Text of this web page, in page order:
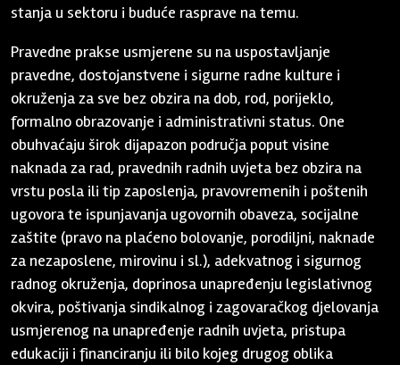
stanja u sektoru i buduće rasprave na temu.
Pravedne prakse usmjerene su na uspostavljanje
pravedne, dostojanstvene i sigurne radne kulture i
okruženja za sve bez obzira na dob, rod, porijeklo,
formalno obrazovanje i administrativni status. One
obuhvaćaju širok dijapazon područja poput visine
naknada za rad, pravednih radnih uvjeta bez obzira na
vrstu posla ili tip zaposlenja, pravovremenih i poštenih
ugovora te ispunjavanja ugovornih obaveza, socijalne
zaštite (pravo na plaćeno bolovanje, porodiljni, naknade
za nezaposlene, mirovinu i sl.), adekvatnog i sigurnog
radnog okruženja, doprinosa unapređenju legislativnog
okvira, poštivanja sindikalnog i zagovaračkog djelovanja
usmjerenog na unapređenje radnih uvjeta, pristupa
edukaciji i financiranju ili bilo kojeg drugog oblika